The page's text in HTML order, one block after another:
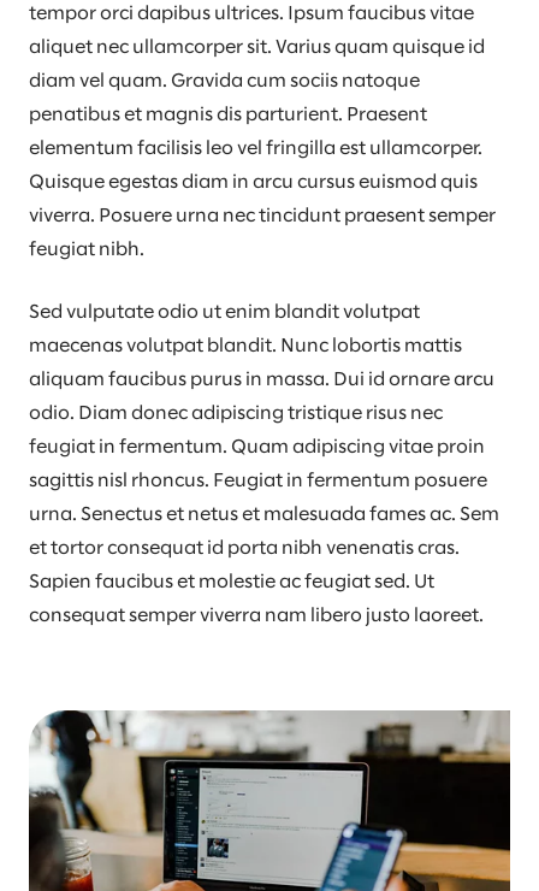
tempor orci dapibus ultrices. Ipsum faucibus vitae
aliquet nec ullamcorper sit. Varius quam quisque id
diam vel quam. Gravida cum sociis natoque
penatibus et magnis dis parturient. Praesent
elementum facilisis leo vel fringilla est ullamcorper.
Quisque egestas diam in arcu cursus euismod quis
viverra. Posuere urna nec tincidunt praesent semper
feugiat nibh.
Sed vulputate odio ut enim blandit volutpat
maecenas volutpat blandit. Nunc lobortis mattis
aliquam faucibus purus in massa. Dui id ornare arcu
odio. Diam donec adipiscing tristique risus nec
feugiat in fermentum. Quam adipiscing vitae proin
sagittis nisl rhoncus. Feugiat in fermentum posuere
urna. Senectus et netus et malesuada fames ac. Sem
et tortor consequat id porta nibh venenatis cras.
Sapien faucibus et molestie ac feugiat sed. Ut
consequat semper viverra nam libero justo laoreet.